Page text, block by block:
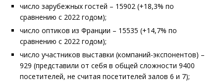
число зарубежных гостей – 15902 (+18,3% по
сравнению с 2022 годом);
число оптиков из Франции – 15535 (+14,7% по
сравнению с 2022 годом);
число участников выставки (компаний-экспонентов) –
929 (представили от себя в общей сложности 9400
посетителей, не считая посетителей залов 6 и 7);